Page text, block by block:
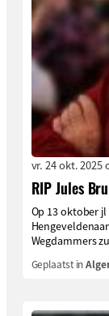
vr. 24 okt. 2025
RIP Jules
Op 13 oktober
Wegdammers
Geplaatst in